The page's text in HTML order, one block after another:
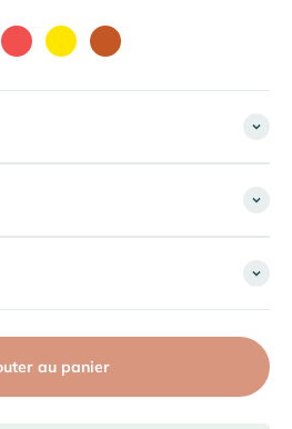
Rouge Coquelicot
Jaune Citron
Terracotta
au panier